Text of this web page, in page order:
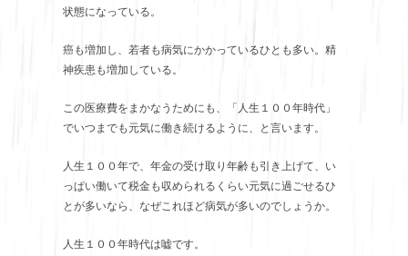
状態になっている。
癌も増加し、若者も病気にかかっているひとも多い。精
神疾患も増加している。
この医療費をまかなうためにも、「人生１００年時代」
でいつまでも元気に働き続けるように、と言います。
人生１００年で、年金の受け取り年齢も引き上げて、い
っぱい働いて税金も収められるくらい元気に過ごせるひ
とが多いなら、なぜこれほど病気が多いのでしょうか。
人生１００年時代は嘘です。